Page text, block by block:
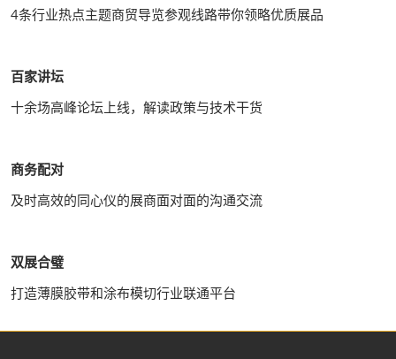
4条行业热点主题商贸导览参观线路带你领略优质展品
百家讲坛
十余场高峰论坛上线，解读政策与技术干货
商务配对
及时高效的同心仪的展商面对面的沟通交流
双展合璧
打造薄膜胶带和涂布模切行业联通平台